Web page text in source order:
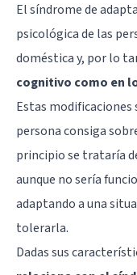
El síndrome de
psicológica de las
doméstica y, por lo
cognitivo como en
Estas modificaciones
persona consiga
principio se trataría
aunque no sería
adaptando a una
tolerarla.
Dadas sus